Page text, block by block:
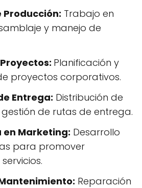
Producción: Trabajo en
y manejo de
Planificación y
proyectos corporativos.
Entrega: Distribución de
de rutas de entrega.
en Marketing: Desarrollo
para promover
Reparación